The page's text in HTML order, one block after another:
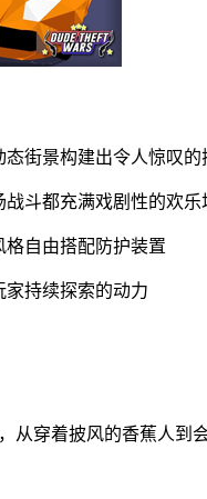
街景构建出令人惊叹的
斗都充满戏剧性的欢乐
自由搭配防护装置
持续探索的动力
从穿着披风的香蕉人到